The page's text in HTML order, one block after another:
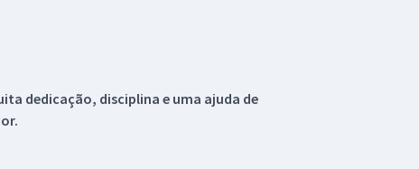
dedicação, disciplina e uma ajuda de